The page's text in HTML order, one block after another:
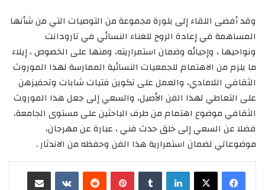
وقد أفضى اللقاء إلى بلورة مجموعة من التوصيات التي من شأنها
المساهمة في إعادة الروح للغناء النسائي في تارودانت
ونواحيها ، وإحيائه وضمان استمراريته، ومنها على الخصوص ، إيلاء
ما يلزم من الاهتمام للجمعيات النسائية الممارسة لهذا الموروث
الثقافي اللامادي، والعمل على تكوين فتيات شابات وتحفيزهن
على التعاطي لهذا الفن الأصيل، والسعي إلى جعل هذا الموروث
الثقافي موضوع اهتمام من طرف الباحثين على مستوى الجامعة،
فضلا عن السعي إلى خلق حدث فني ، عبارة عن مهرجان،
موضوعاتي لضمان استمرارية هذا الفن وحفظه من الاندثار .
لينكدإن بينتيريست